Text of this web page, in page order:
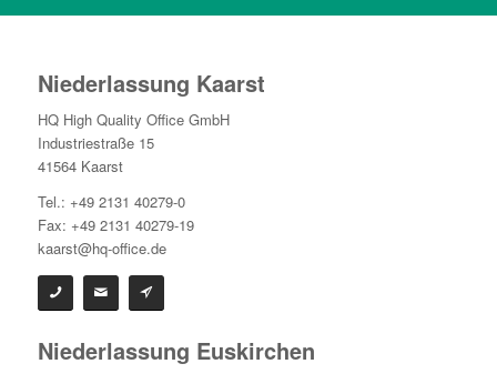
Niederlassung Kaarst
HQ High Quality Office GmbH
Industriestraße 15
41564 Kaarst
Tel.: +49 2131 40279-0
Fax: +49 2131 40279-19
kaarst@hq-office.de
Niederlassung Euskirchen